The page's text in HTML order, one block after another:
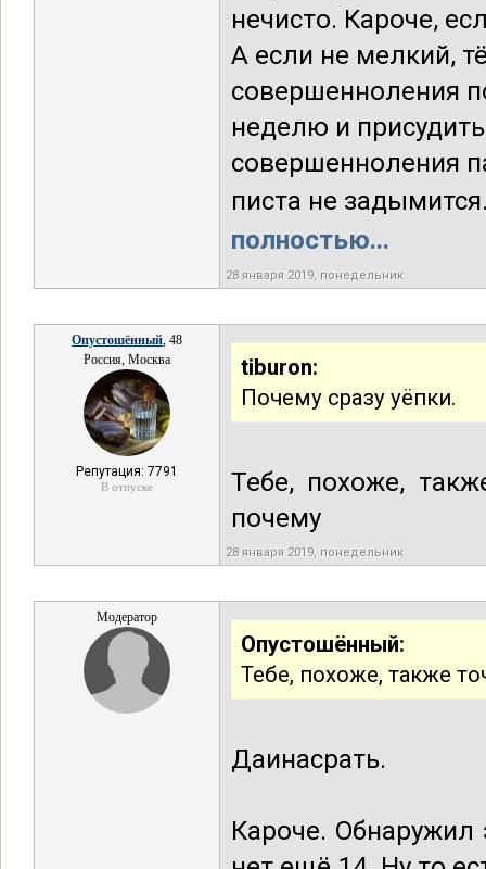
нечисто. Кароче,
А если не мелкий,
совершенноления
неделю и
совершенноления
писта не
полностью...
28 января 2019, понедельник
Опустошённый, 48
Россия, Москва
Репутация: 7791
В отпуске
tiburon:
Почему сразу уёпки.
Тебе, похоже,
почему
28 января 2019, понедельник
Модератор
Опустошённый:
Тебе, похоже, также
Даинасрать.
Кароче. Обнаружил